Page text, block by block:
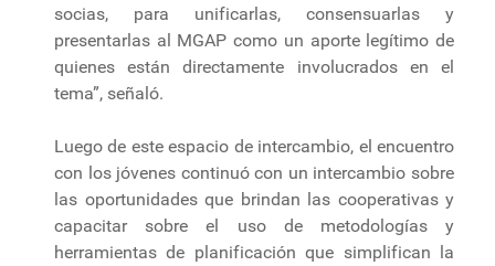
socias, para unificarlas, consensuarlas y
presentarlas al MGAP como un aporte legítimo de
quienes están directamente involucrados en el
tema”, señaló.
Luego de este espacio de intercambio, el encuentro
con los jóvenes continuó con un intercambio sobre
las oportunidades que brindan las cooperativas y
capacitar sobre el uso de metodologías y
herramientas de planificación que simplifican la